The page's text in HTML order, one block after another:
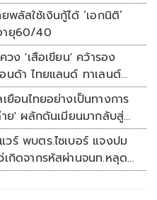
พลัสใช้เงินกู้ได้ ‘เอกนิติ’
ายุ60/40
ง 'เสือเขียน' คว้ารอง
ด้า ไทยแลนด์ ทาเลนต์
อนไทยอย่างเป็นทางการ
ย' ผลักดันเมียนมากลับสู่
ร์ พบตร.ไซเบอร์ แจงปม
กิดจากรหัสผ่านจนท.หลุด